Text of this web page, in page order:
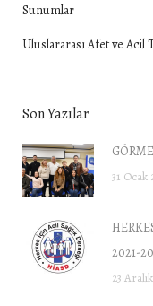
Sunumlar
Uluslararası Afet ve Acil
Son Yazılar
31 Ocak
2021-
23